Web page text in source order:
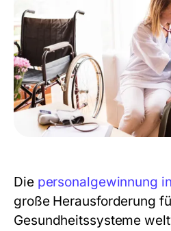
Die personalgewinnung
große Herausforderung
Gesundheitssysteme